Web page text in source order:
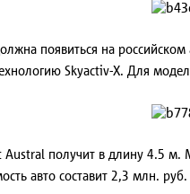
появиться на
Skyactiv-X. Для
Austral получит в длину 4.5
авто составит 2,3 млн. руб.